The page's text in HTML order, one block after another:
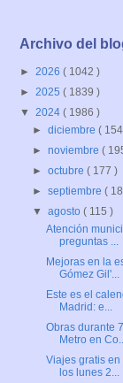
Archivo del
► 2026 ( 1042 )
► 2025 ( 1839 )
▼ 2024 ( 1986 )
►diciembre(
►noviembre(
►octubre( 177 )
►septiembre(
▼agosto( 115 )
Atención
preguntas ...
Mejoras en la
Gómez Gil'...
Este es el
Madrid: e...
Obras durante
Metro en
Viajes gratis en
los lunes 2...